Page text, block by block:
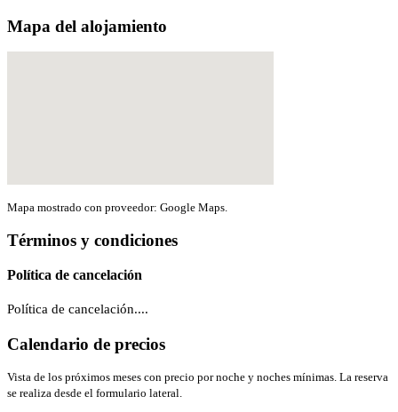
Mapa del alojamiento
Mapa mostrado con proveedor: Google Maps.
Términos y condiciones
Política de cancelación
Política de cancelación....
Calendario de precios
Vista de los próximos meses con precio por noche y noches mínimas. La reserva
se realiza desde el formulario lateral.